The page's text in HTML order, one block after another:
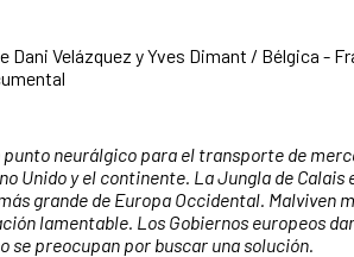
Dani Velázquez y Yves Dimant / Bélgica -
punto neurálgico para el transporte de
Unido y el continente. La Jungla de Calais
grande de Europa Occidental. Malviven
lamentable. Los Gobiernos europeos
se preocupan por buscar una solución.